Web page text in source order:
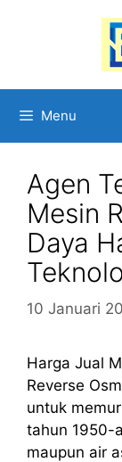
Menu
Agen
Mesin
Daya
10 Januari
Harga Jual
Reverse
untuk
tahun 1950-
maupun air